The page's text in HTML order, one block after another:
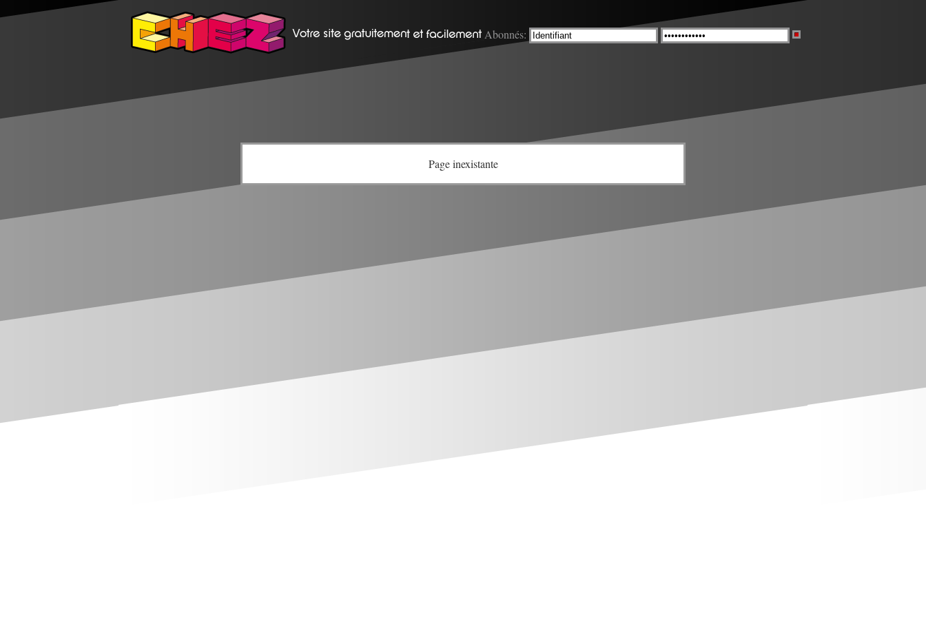
Abonnés:
Page inexistante